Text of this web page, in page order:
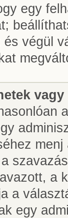
egy
végül
a
a
egy